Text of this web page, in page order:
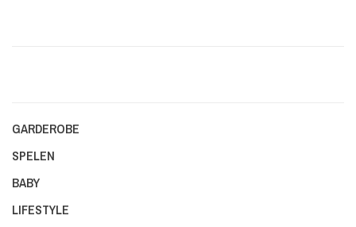
GARDEROBE
SPELEN
BABY
LIFESTYLE